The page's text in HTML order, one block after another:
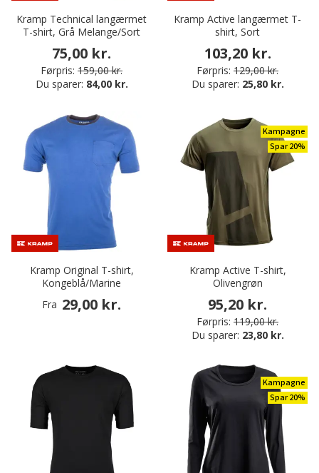
Kramp Technical langærmet
T-shirt, Grå Melange/Sort
75,00 kr.
Førpris: 159,00 kr.
Du sparer: 84,00 kr.
Kramp Active langærmet T-
shirt, Sort
103,20 kr.
Førpris: 129,00 kr.
Du sparer: 25,80 kr.
Kramp Original T-shirt,
Kongeblå/Marine
Fra 29,00 kr.
Kampagne
Spar 20%
Kramp Active T-shirt,
Olivengrøn
95,20 kr.
Førpris: 119,00 kr.
Du sparer: 23,80 kr.
Kampagne
Spar 20%